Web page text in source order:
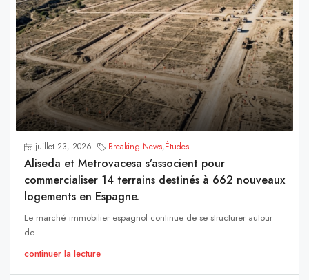
juillet 23, 2026 Breaking News,Études
Aliseda et Metrovacesa s’associent pour
commercialiser 14 terrains destinés à 662 nouveaux
logements en Espagne.
Le marché immobilier espagnol continue de se structurer autour
de...
continuer la lecture